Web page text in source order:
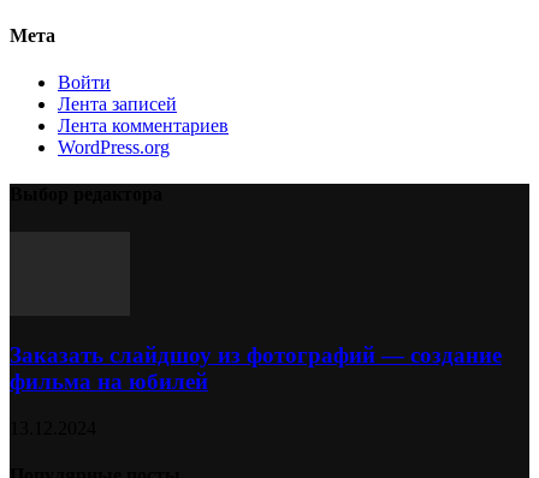
Мета
Войти
Лента записей
Лента комментариев
WordPress.org
Заказать слайдшоу из фотографий — создание
фильма на юбилей